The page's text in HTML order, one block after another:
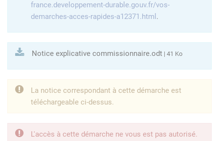
france.developpement-durable.gouv.fr/vos-
demarches-acces-rapides-a12371.html .
Notice explicative commissionnaire.odt | 41 Ko
La notice correspondant à cette démarche est
téléchargeable ci-dessus.
L'accès à cette démarche ne vous est pas autorisé.